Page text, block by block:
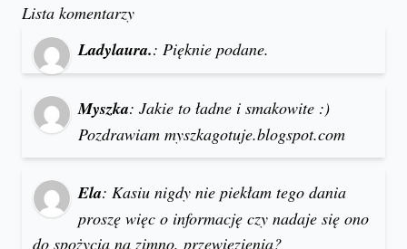
Lista komentarzy
Ladylaura.: Pięknie podane.
Myszka: Jakie to ładne i smakowite :)
Pozdrawiam myszkagotuje.blogspot.com
Ela: Kasiu nigdy nie piekłam tego dania
proszę więc o informację czy nadaje się ono
do spożycia na zimno, przewiezienia?